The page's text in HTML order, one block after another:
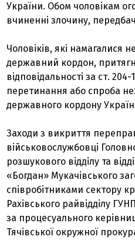
України. Обом чоловікам
вчиненні злочину,
Чоловіків, які намагалися
державний кордон,
відповідальності за ст.
перетинання або спроба
державного кордону
Заходи з викриття
військовослужбовці
розшукового відділу та
«Богдан» Мукачівського
співробітниками сектору
Рахівського райвідділу
за процесуального
Тячівської окружної